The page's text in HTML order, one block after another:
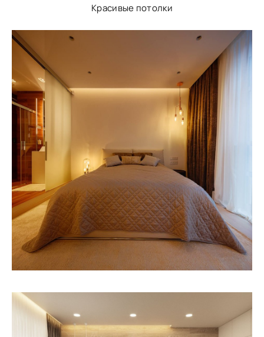
Красивые потолки